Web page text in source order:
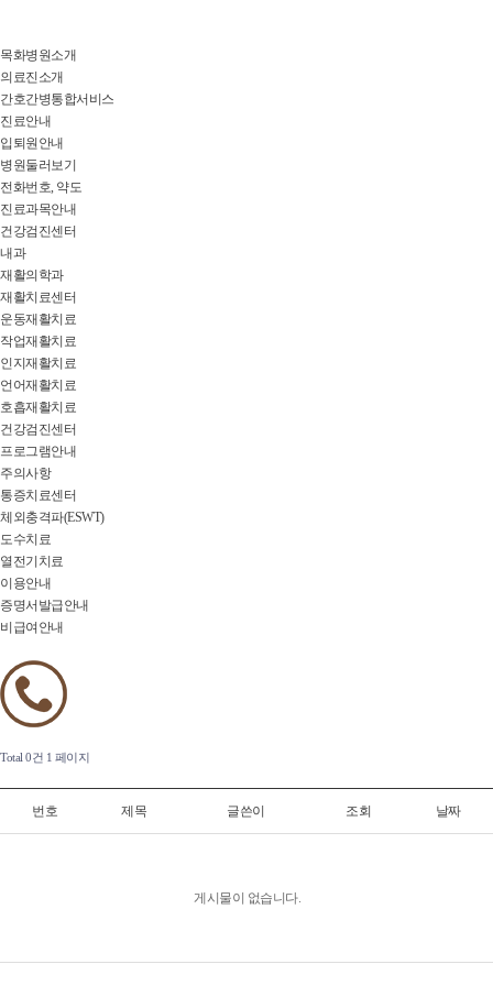
목화병원소개
의료진소개
간호간병통합서비스
진료안내
입퇴원안내
병원둘러보기
전화번호, 약도
진료과목안내
건강검진센터
내과
재활의학과
재활치료센터
운동재활치료
작업재활치료
인지재활치료
언어재활치료
호흡재활치료
건강검진센터
프로그램안내
주의사항
통증치료센터
체외충격파(ESWT)
도수치료
열전기치료
이용안내
증명서발급안내
비급여안내
Total 0건 1 페이지
번호 제목 글쓴이 조회 날짜
게시물이 없습니다.